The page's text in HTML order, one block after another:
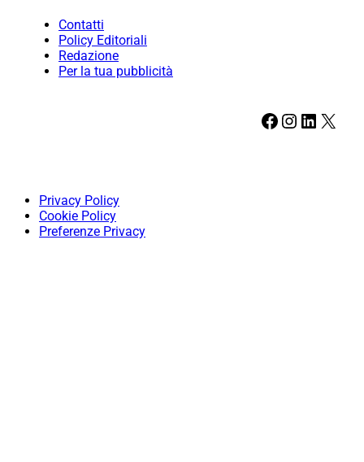
Contatti
Policy Editoriali
Redazione
Per la tua pubblicità
Facebook Instagram LinkedIn X
Privacy Policy
Cookie Policy
Preferenze Privacy